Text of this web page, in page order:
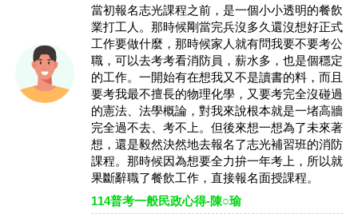
當初報名志光課程之前，是一個小小透明的餐飲
業打工人。那時候剛當完兵沒多久還沒想好正式
工作要做什麼，那時候家人就有問我要不要考公
職，可以去考考看消防員，薪水多，也是個穩定
的工作。一開始有在想我又不是讀書的料，而且
要考我最不擅長的物理化學，又要考完全沒碰過
的憲法、法學概論，對我來說根本就是一堵高牆
完全過不去、考不上。但後來想一想為了未來著
想，還是毅然決然地去報名了志光補習班的消防
課程。那時候因為想要全力拚一年考上，所以就
果斷辭職了餐飲工作，直接報名面授課程。
114普考一般民政心得-陳○瑜